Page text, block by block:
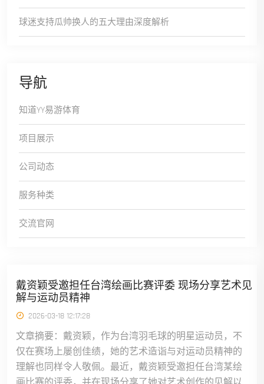
球迷支持瓜帅换人的五大理由深度解析
导航
知道YY易游体育
项目展示
公司动态
服务种类
交流官网
戴资颖受邀担任台湾绘画比赛评委 现场分享艺术见
解与运动员精神
2026-03-18 12:17:28
文章摘要：戴资颖，作为台湾羽毛球的明星运动员，不
仅在赛场上屡创佳绩，她的艺术造诣与对运动员精神的
理解也同样令人敬佩。最近，戴资颖受邀担任台湾某绘